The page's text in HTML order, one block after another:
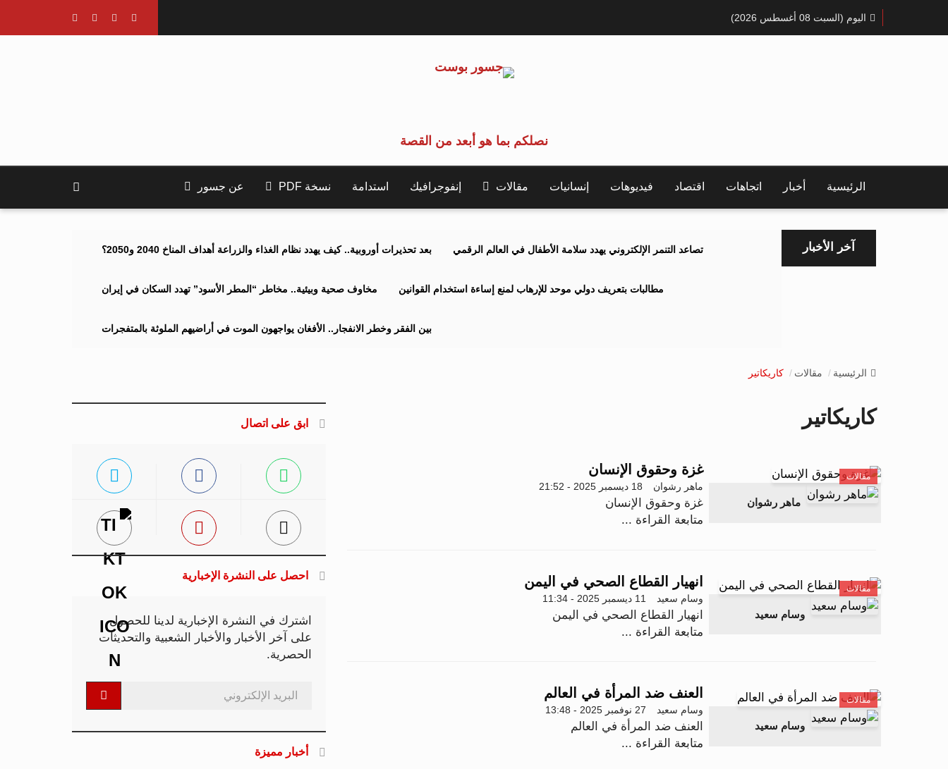
اليوم (السبت 08 أغسطس 2026)
نصلكم بما هو أبعد من القصة
الرئيسية أخبار اتجاهات اقتصاد فيديوهات إنسانيات مقالات إنفوجرافيك استدامة نسخة PDF عن جسور
آخر الأخبار بعد تحذيرات أوروبية.. كيف يهدد نظام الغذاء والزراعة أهداف المناخ 2040 و2050؟ تصاعد التنمر الإلكتروني يهدد سلامة الأطفال في العالم الرقمي
مخاوف صحية وبيئية.. مخاطر “المطر الأسود” تهدد السكان في إيران مطالبات بتعريف دولي موحد للإرهاب لمنع إساءة استخدام القوانين
بين الفقر وخطر الانفجار.. الأفغان يواجهون الموت في أراضيهم الملوثة بالمتفجرات
الرئيسية مقالات كاريكاتير
كاريكاتير
مقالات
ماهر رشوان
غزة وحقوق الإنسان
ماهر رشوان 18 ديسمبر 2025 - 21:52
غزة وحقوق الإنسان
متابعة القراءة ...
مقالات
وسام سعيد
انهيار القطاع الصحي في اليمن
وسام سعيد 11 ديسمبر 2025 - 11:34
انهيار القطاع الصحي في اليمن
متابعة القراءة ...
مقالات
وسام سعيد
العنف ضد المرأة في العالم
وسام سعيد 27 نوفمبر 2025 - 13:48
العنف ضد المرأة في العالم
متابعة القراءة ...
ابق على اتصال
احصل على النشرة الإخبارية
اشترك في النشرة الإخبارية لدينا للحصول
على آخر الأخبار والأخبار الشعبية والتحديثات
الحصرية.
أخبار مميزة